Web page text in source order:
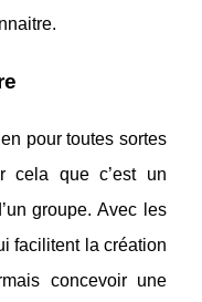
pour toutes sortes
cela que c’est un
groupe. Avec les
facilitent la création
concevoir une